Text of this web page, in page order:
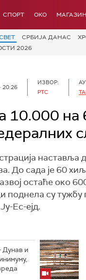
СПОРТ OKO МАГАЗИН
СРБИЈА ДАНАС
2026
20:26
ИЗВОР:
РТС
10.000
наставља
До сада је 60
остаће око
поднела су тужбу
Ес-ејд.
Дунав и